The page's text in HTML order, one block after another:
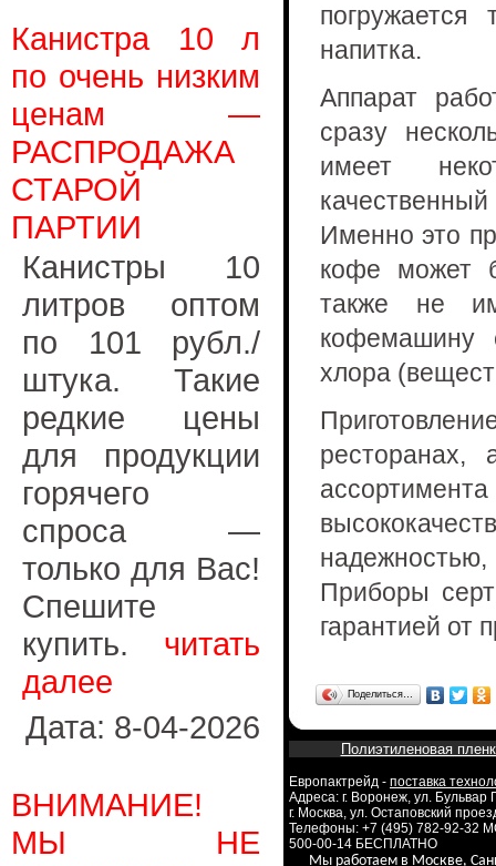
Канистра 10 л
по очень низким
ценам —
РАСПРОДАЖА
СТАРОЙ
ПАРТИИ
Канистры 10
литров оптом
по 101 рубл./
штука. Такие
редкие цены
для продукции
горячего
спроса —
только для Вас!
Спешите
купить. читать
далее
Дата: 8-04-2026
ВНИМАНИЕ!
МЫ НЕ
напитка.
Аппарат
сразу
имеет
Именно это
кофе может
также не
кофемашину
хлора
Приборы
гарантией от
Поделиться…
Полиэтиленовая
Европактрейд - поставка
Адреса: г. Воронеж, ул.
г. Москва, ул. Остаповский
Телефоны: +7 (495) 782-92-32
500-00-14 БЕСПЛАТНО
Мы работаем в Москве,